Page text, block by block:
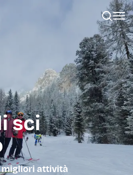
sci
migliori attività